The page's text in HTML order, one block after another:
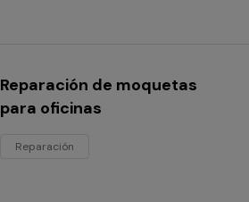
Reparación de moquetas
para oficinas
Reparación